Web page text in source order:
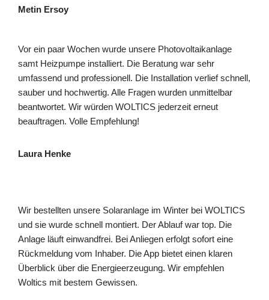
Metin Ersoy
Vor ein paar Wochen wurde unsere Photovoltaikanlage
samt Heizpumpe installiert. Die Beratung war sehr
umfassend und professionell. Die Installation verlief schnell,
sauber und hochwertig. Alle Fragen wurden unmittelbar
beantwortet. Wir würden WOLTICS jederzeit erneut
beauftragen. Volle Empfehlung!
Laura Henke
Wir bestellten unsere Solaranlage im Winter bei WOLTICS
und sie wurde schnell montiert. Der Ablauf war top. Die
Anlage läuft einwandfrei. Bei Anliegen erfolgt sofort eine
Rückmeldung vom Inhaber. Die App bietet einen klaren
Überblick über die Energieerzeugung. Wir empfehlen
Woltics mit bestem Gewissen.